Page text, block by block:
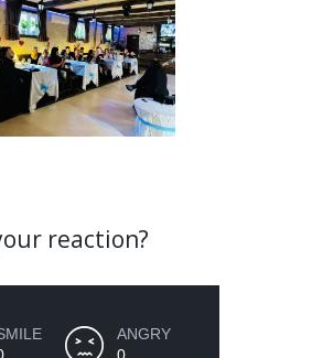
reaction?
ANGRY